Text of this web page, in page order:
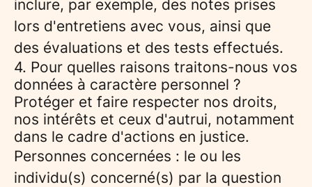
inclure, par exemple, des notes prises
lors d'entretiens avec vous, ainsi que
des évaluations et des tests effectués.
4. Pour quelles raisons traitons-nous vos
données à caractère personnel ?
Protéger et faire respecter nos droits,
nos intérêts et ceux d'autrui, notamment
dans le cadre d'actions en justice.
Personnes concernées : le ou les
individu(s) concerné(s) par la question